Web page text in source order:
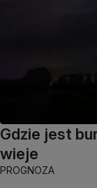
Gdzie jest
wieje
PROGNOZA